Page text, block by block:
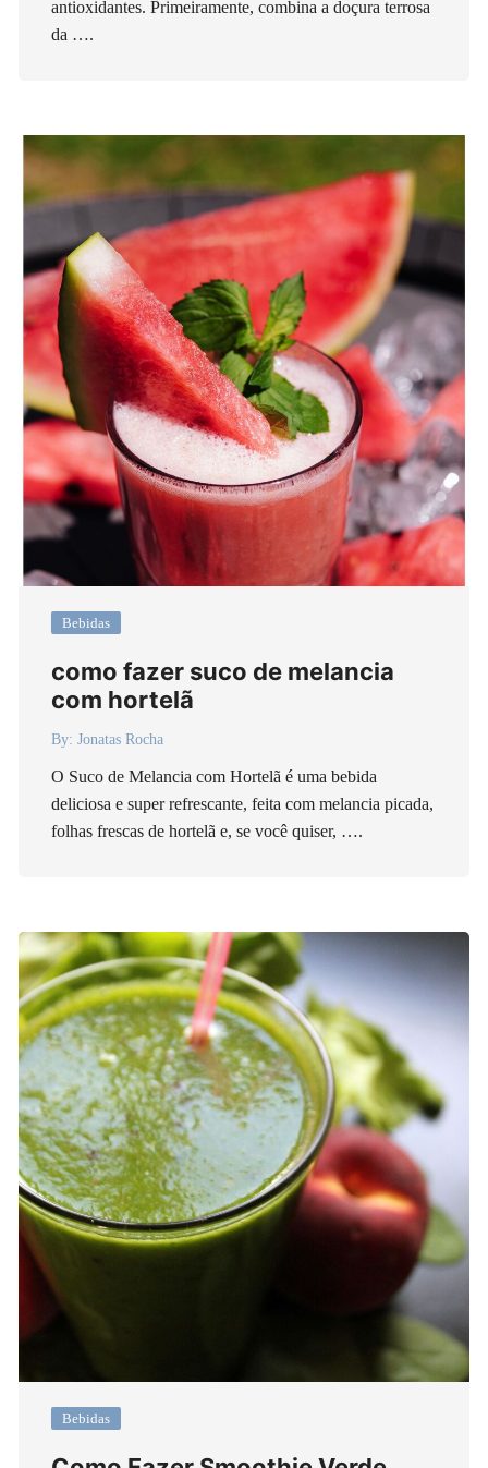
antioxidantes. Primeiramente, combina a doçura terrosa
da ….
Bebidas
como fazer suco de melancia
com hortelã
By: Jonatas Rocha
O Suco de Melancia com Hortelã é uma bebida
deliciosa e super refrescante, feita com melancia picada,
folhas frescas de hortelã e, se você quiser, ….
Bebidas